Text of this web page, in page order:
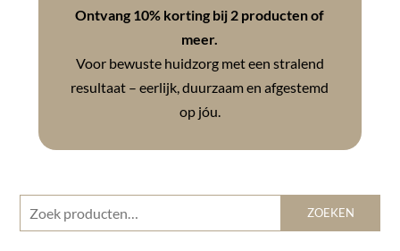
Ontvang 10% korting bij 2 producten of
meer.
Voor bewuste huidzorg met een stralend
resultaat – eerlijk, duurzaam en afgestemd
op jóu.
Zoeken
naar:
ZOEKEN